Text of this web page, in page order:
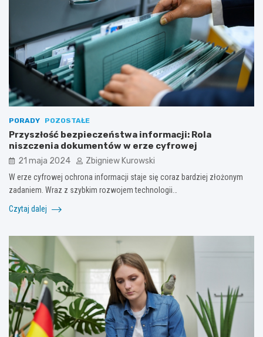
PORADY POZOSTAŁE
Przyszłość bezpieczeństwa informacji: Rola
niszczenia dokumentów w erze cyfrowej
21 maja 2024 Zbigniew Kurowski
W erze cyfrowej ochrona informacji staje się coraz bardziej złożonym
zadaniem. Wraz z szybkim rozwojem technologii…
Czytaj dalej